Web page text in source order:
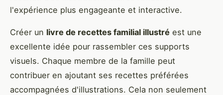
l'expérience plus engageante et interactive.
Créer un livre de recettes familial illustré est une
excellente idée pour rassembler ces supports
visuels. Chaque membre de la famille peut
contribuer en ajoutant ses recettes préférées
accompagnées d'illustrations. Cela non seulement